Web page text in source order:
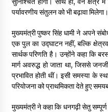
पर्यावरणीय संतुलन को भी बढ़ावा मिलेगा।
मुख्यमंत्री पुष्कर सिंह धामी ने अपने
एक पुल का उद्घाटन नहीं, बल्कि
सार्थक परिणति है। उन्होंने कहा कि
मार्ग अवरुद्ध हो जाता था, जिससे
प्रभावित होती थीं। इसी समस्या के
परियोजना को प्राथमिकता देते हुए
मुख्यमंत्री ने कहा कि धनगढ़ी सेतु